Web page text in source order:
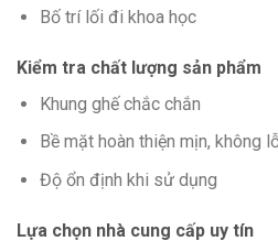
Bố trí lối đi khoa học
Kiểm tra chất lượng sản phẩm
Khung ghế chắc chắn
Bề mặt hoàn thiện mịn, không
Độ ổn định khi sử dụng
Lựa chọn nhà cung cấp uy tín